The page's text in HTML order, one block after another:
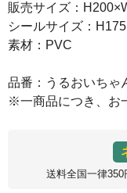
販売サイズ：
シールサイズ：
素材：PVC
品番：うるおいちゃ
※一商品につき、お
送料全国一律